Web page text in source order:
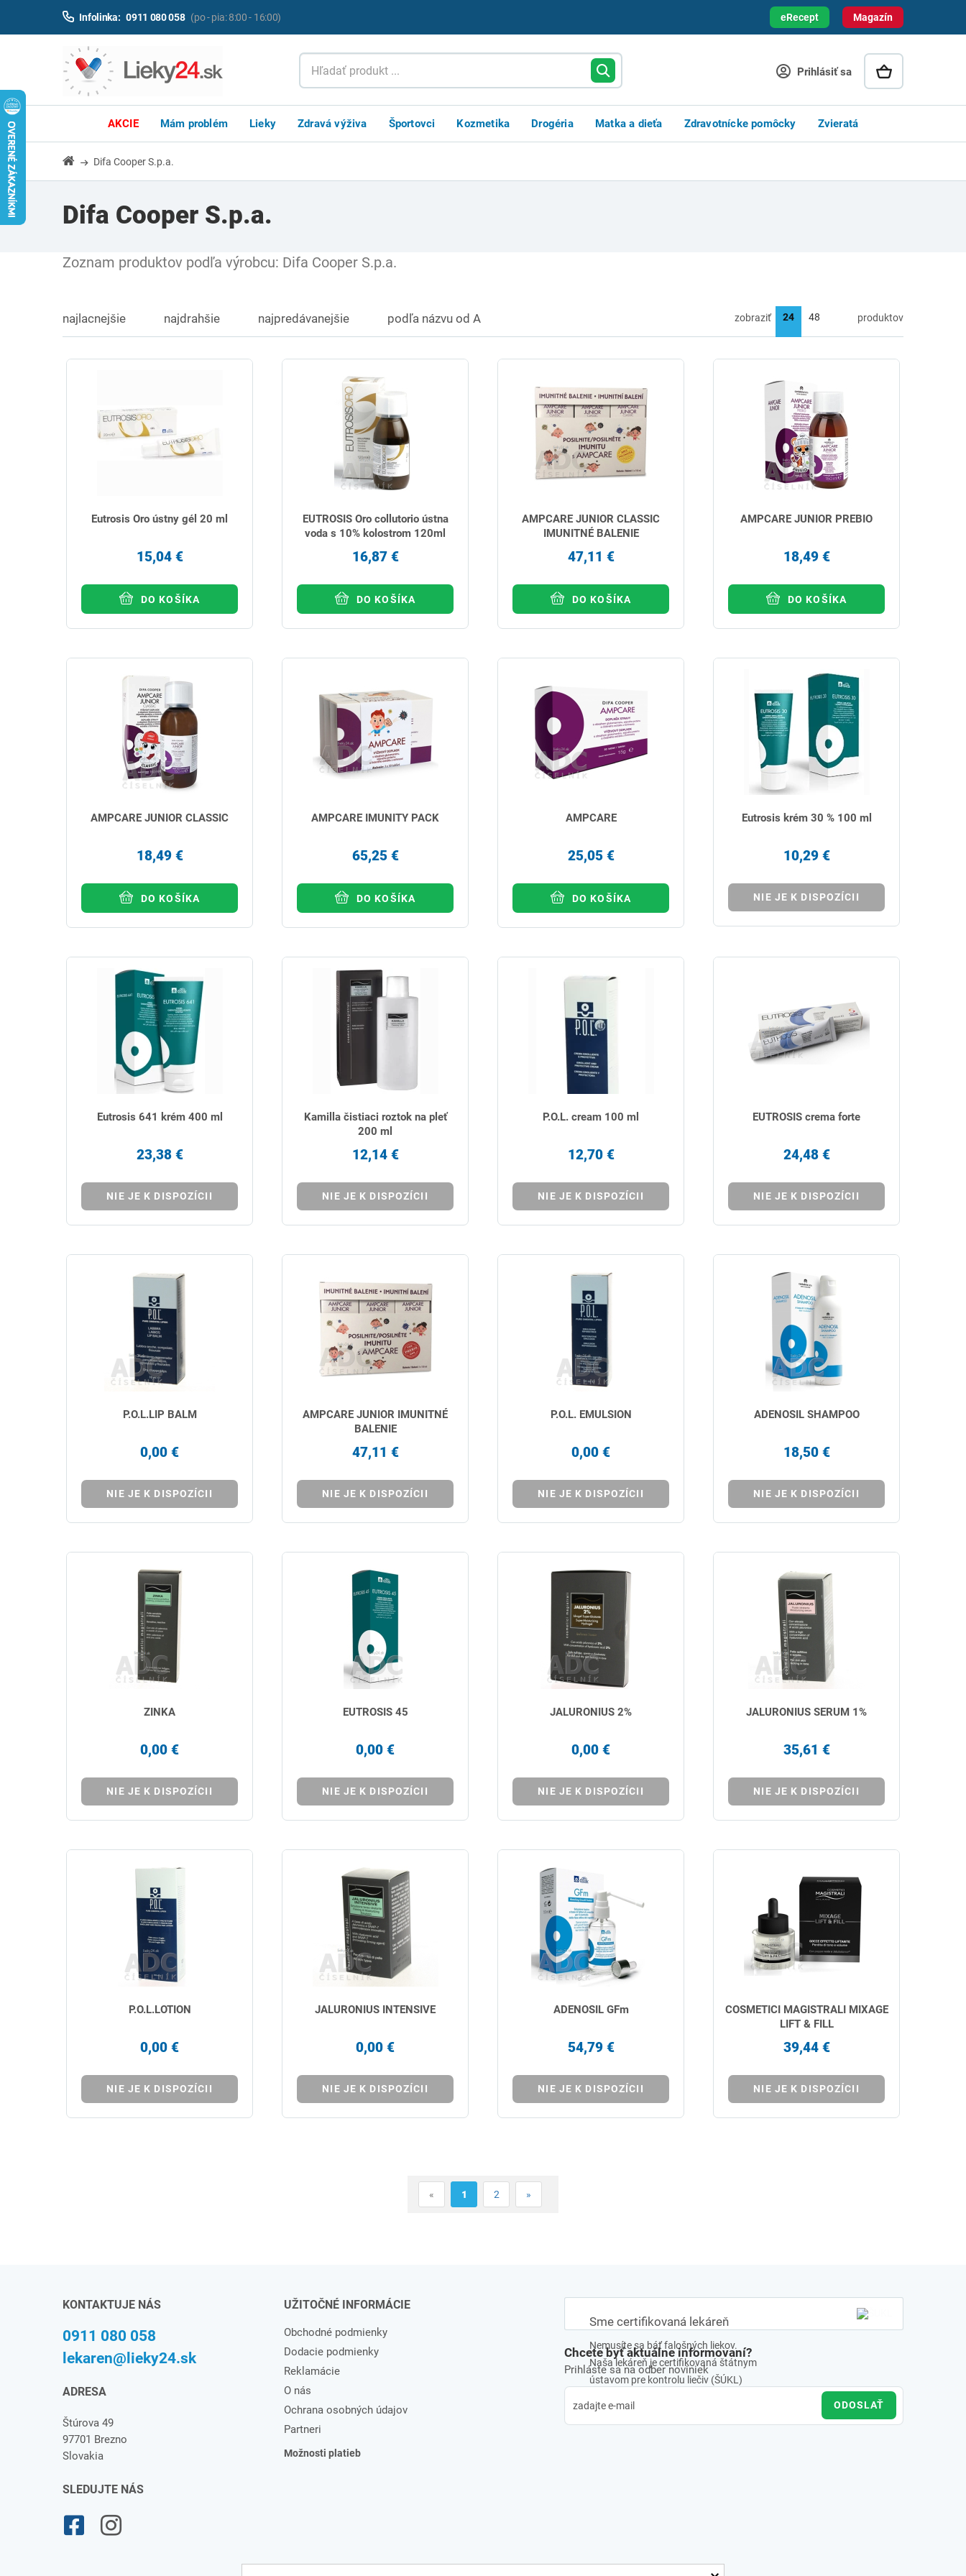
Magazín
Infolinka: 0911 080 058 (po - pia: 8:00 - 16:00) eRecept
Prihlásiť sa
AKCIE Mám problém Lieky Zdravá výživa Športovci Kozmetika Drogéria Matka a dieťa Zdravotnícke pomôcky Zvieratá
Difa Cooper S.p.a.
Difa Cooper S.p.a.
Zoznam produktov podľa výrobcu: Difa Cooper S.p.a.
najlacnejšie najdrahšie najpredávanejšie podľa názvu od A zobraziť produktov
Eutrosis Oro ústny gél 20 ml
15,04 €
DO KOŠÍKA
EUTROSIS Oro collutorio ústna
voda s 10% kolostrom 120ml
16,87 €
DO KOŠÍKA
AMPCARE JUNIOR CLASSIC
IMUNITNÉ BALENIE
47,11 €
DO KOŠÍKA
AMPCARE JUNIOR PREBIO
18,49 €
DO KOŠÍKA
AMPCARE JUNIOR CLASSIC
18,49 €
DO KOŠÍKA
AMPCARE IMUNITY PACK
65,25 €
DO KOŠÍKA
AMPCARE
25,05 €
DO KOŠÍKA
Eutrosis krém 30 % 100 ml
10,29 €
NIE JE K DISPOZÍCII
Eutrosis 641 krém 400 ml
23,38 €
NIE JE K DISPOZÍCII
Kamilla čistiaci roztok na pleť
200 ml
12,14 €
NIE JE K DISPOZÍCII
P.O.L. cream 100 ml
12,70 €
NIE JE K DISPOZÍCII
EUTROSIS crema forte
24,48 €
NIE JE K DISPOZÍCII
P.O.L.LIP BALM
0,00 €
NIE JE K DISPOZÍCII
AMPCARE JUNIOR IMUNITNÉ
BALENIE
47,11 €
NIE JE K DISPOZÍCII
P.O.L. EMULSION
0,00 €
NIE JE K DISPOZÍCII
ADENOSIL SHAMPOO
18,50 €
NIE JE K DISPOZÍCII
ZINKA
0,00 €
NIE JE K DISPOZÍCII
EUTROSIS 45
0,00 €
NIE JE K DISPOZÍCII
JALURONIUS 2%
0,00 €
NIE JE K DISPOZÍCII
JALURONIUS SERUM 1%
35,61 €
NIE JE K DISPOZÍCII
P.O.L.LOTION
0,00 €
NIE JE K DISPOZÍCII
JALURONIUS INTENSIVE
0,00 €
NIE JE K DISPOZÍCII
ADENOSIL GFm
54,79 €
NIE JE K DISPOZÍCII
COSMETICI MAGISTRALI MIXAGE
LIFT & FILL
39,44 €
NIE JE K DISPOZÍCII
« 1 2 »
Sme certifikovaná lekáreň
Nemusíte sa báť falošných liekov.
Naša lekáreň je certifikovaná štátnym
ústavom pre kontrolu liečiv (ŠÚKL)
KONTAKTUJE NÁS
0911 080 058
lekaren@lieky24.sk
ADRESA
Štúrova 49
97701 Brezno
Slovakia
SLEDUJTE NÁS
UŽITOČNÉ INFORMÁCIE
Obchodné podmienky
Dodacie podmienky
Reklamácie
O nás
Ochrana osobných údajov
Partneri
Možnosti platieb
Chcete byť aktuálne informovaní?
Prihláste sa na odber noviniek
ODOSLAŤ